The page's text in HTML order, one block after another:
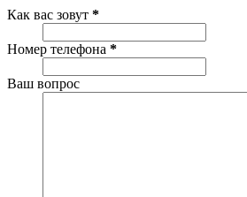
Как вас зовут *
Номер телефона *
Ваш вопрос